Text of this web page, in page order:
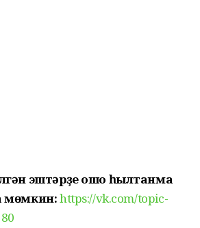
эштәрҙе ошо һылтанма
мөмкин:https://vk.com/topic-